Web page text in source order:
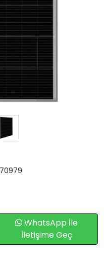
WhatsApp İle
İletişime Geç